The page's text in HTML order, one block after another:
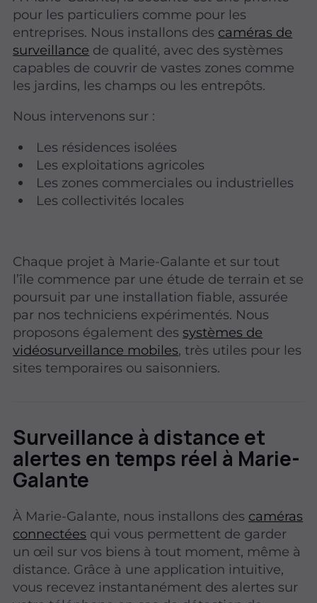
pour les particuliers comme pour les
entreprises. Nous installons des caméras de
surveillance de qualité, avec des systèmes
capables de couvrir de vastes zones comme
les jardins, les champs ou les entrepôts.
Nous intervenons sur :
Les résidences isolées
Les exploitations agricoles
Les zones commerciales ou industrielles
Les collectivités locales
Chaque projet à Marie-Galante et sur tout
l’île commence par une étude de terrain et se
poursuit par une installation fiable, assurée
par nos techniciens expérimentés. Nous
proposons également dessystèmes de
vidéosurveillance mobiles, très utiles pour les
sites temporaires ou saisonniers.
Surveillance à distance et
alertes en temps réel à Marie-
Galante
À Marie-Galante, nous installons des caméras
connectées qui vous permettent de garder
un œil sur vos biens à tout moment, même à
distance. Grâce à une application intuitive,
vous recevez instantanément des alertes sur